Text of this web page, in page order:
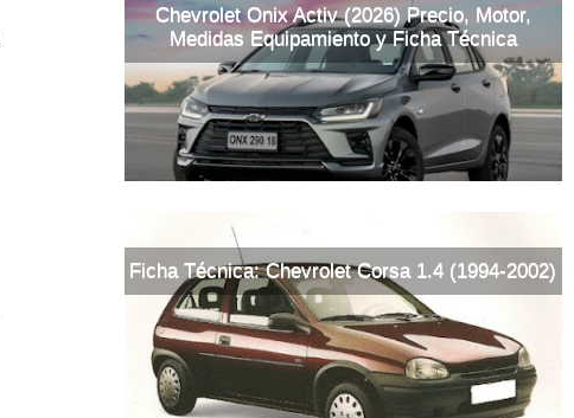
Chevrolet Onix Activ (2026) Precio, Motor,
Medidas Equipamiento y Ficha Técnica
Ficha Técnica: Chevrolet Corsa 1.4 (1994-2002)